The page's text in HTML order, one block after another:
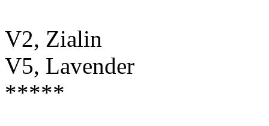
V2, Zialin
V5, Lavender
*****